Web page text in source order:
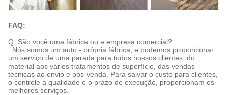
FAQ:
Q: São você uma fábrica ou a empresa comercial?
: Nós somos um auto - própria fábrica, e podemos proporcionar
um serviço de uma parada para todos nossos clientes, do
material aos vários tratamentos de superfície, das vendas
técnicas ao envio e pós-venda. Para salvar o custo para clientes,
o controle a qualidade e o prazo de execução, proporcionam os
melhores serviços.